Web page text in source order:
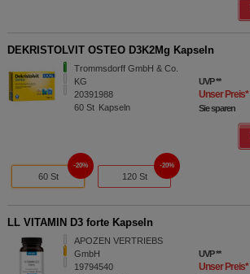
DEKRISTOLVIT OSTEO D3K2Mg Kapseln
Trommsdorff GmbH & Co.
KG
20391988
60 St Kapseln
UVP**
Unser Preis*
Sie sparen
60 St
20%
120 St
20%
LL VITAMIN D3 forte Kapseln
APOZEN VERTRIEBS
GmbH
19794540
UVP**
Unser Preis*